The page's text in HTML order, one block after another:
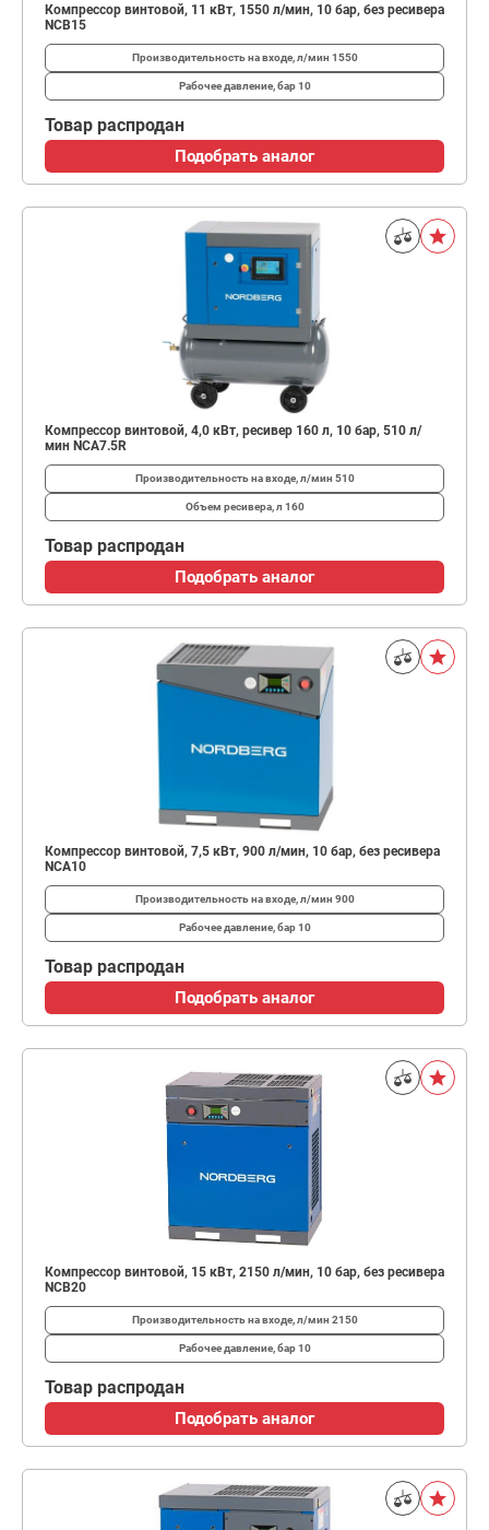
Компрессор винтовой, 11 кВт, 1550 л/мин, 10 бар, без ресивера
NCB15
Производительность на входе, л/мин 1550
Рабочее давление, бар10
Товар распродан
Подобрать аналог
Компрессор винтовой, 4,0 кВт, ресивер 160 л, 10 бар, 510 л/
мин NCA7.5R
Производительность на входе, л/мин 510
Объем ресивера, л 160
Товар распродан
Подобрать аналог
Компрессор винтовой, 7,5 кВт, 900 л/мин, 10 бар, без ресивера
NCA10
Производительность на входе, л/мин 900
Рабочее давление, бар10
Товар распродан
Подобрать аналог
Компрессор винтовой, 15 кВт, 2150 л/мин, 10 бар, без ресивера
NCB20
Производительность на входе, л/мин 2150
Рабочее давление, бар10
Товар распродан
Подобрать аналог